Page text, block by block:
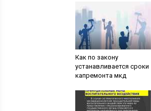
Как по закону
устанавливается сроки
капремонта мкд